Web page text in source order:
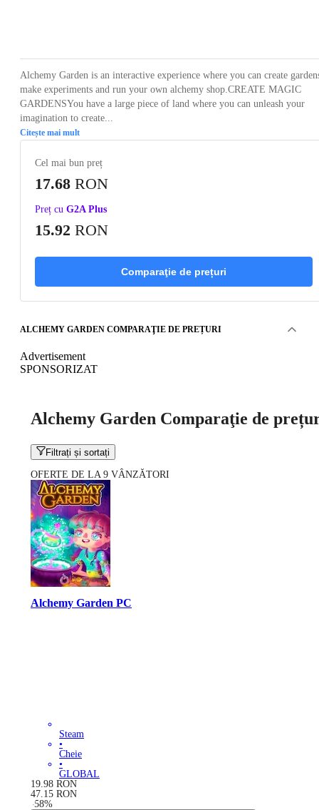
Alchemy Garden is an interactive experience where you can create
make experiments and run your own alchemy shop.CREATE MAGIC
GARDENSYou have a large piece of land where you can unleash your
imagination to create...
Citește mai mult
Cel mai bun preț
17.68 RON
Preț cu G2A Plus
15.92 RON
Comparaţie de prețuri
ALCHEMY GARDEN COMPARAŢIE DE PREȚURI
Advertisement
SPONSORIZAT
Alchemy Garden Comparaţie de
Filtrați și sortați
OFERTE DE LA 9 VÂNZĂTORI
Alchemy Garden PC
Steam
•
Cheie
•
GLOBAL
19.98 RON
47.15 RON
-58%